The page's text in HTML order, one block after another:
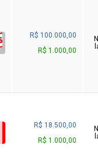
R$ 100.000,00
R$ 1.000,00
R$ 18.500,00
R$ 1.000,00